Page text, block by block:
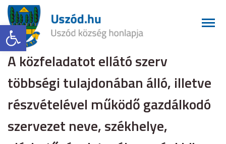
Eszköztár megnyitása
A közfeladatot ellátó szerv
többségi tulajdonában álló, illetve
részvételével működő gazdálkodó
szervezet neve, székhelye,